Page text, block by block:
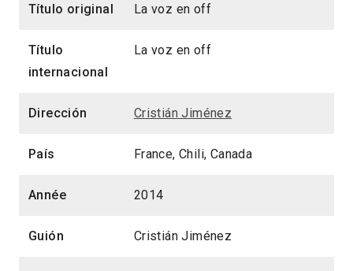
Título original La voz en off
Título
internacional
La voz en off
Dirección Cristián Jiménez
País France, Chili, Canada
Année 2014
Guión Cristián Jiménez